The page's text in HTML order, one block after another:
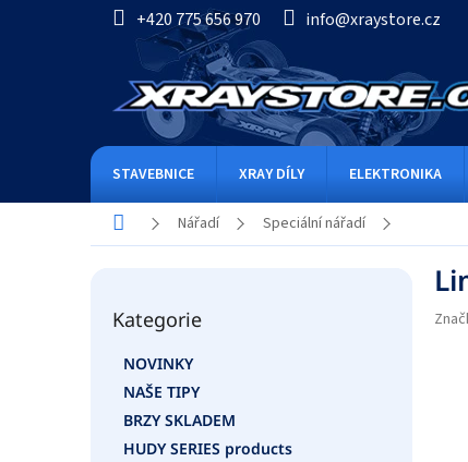
+420 775 656 970 info@xraystore.cz
STAVEBNICE XRAY DÍLY ELEKTRONIKA
Domů Nářadí Speciální nářadí
kategorie
Kategorie
NOVINKY
NAŠE TIPY
BRZY SKLADEM
HUDY SERIES products